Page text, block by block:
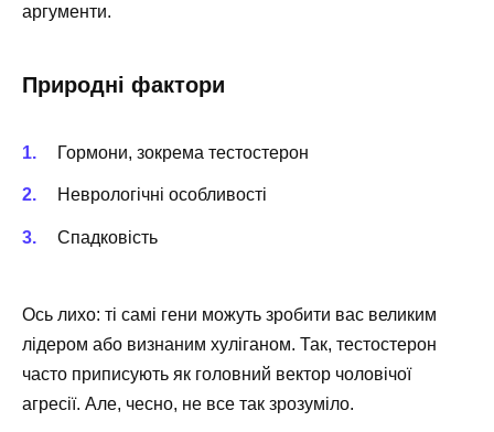
аргументи.
Природні фактори
Гормони, зокрема тестостерон
Неврологічні особливості
Спадковість
Ось лихо: ті самі гени можуть зробити вас великим
лідером або визнаним хуліганом. Так, тестостерон
часто приписують як головний вектор чоловічої
агресії. Але, чесно, не все так зрозуміло.